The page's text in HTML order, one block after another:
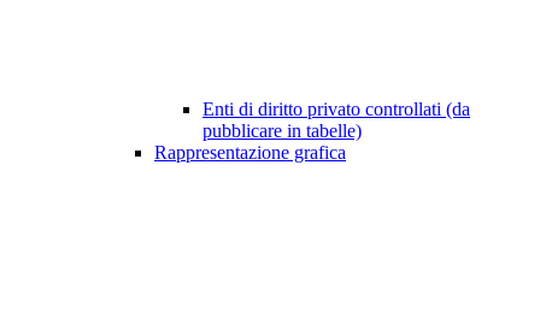
Enti di diritto privato controllati (da
pubblicare in tabelle)
Rappresentazione grafica